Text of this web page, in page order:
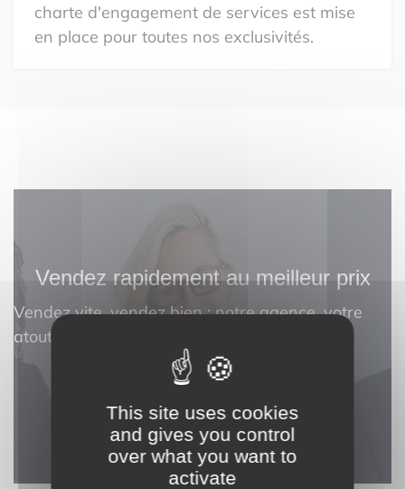
charte d'engagement de services est mise
en place pour toutes nos exclusivités.
Vendez rapidement au meilleur prix
Vendez vite, vendez bien : notre agence, votre
atout pour une transaction réussie.
Je souhaite une estimation
This site uses cookies
and gives you control
over what you want to
activate